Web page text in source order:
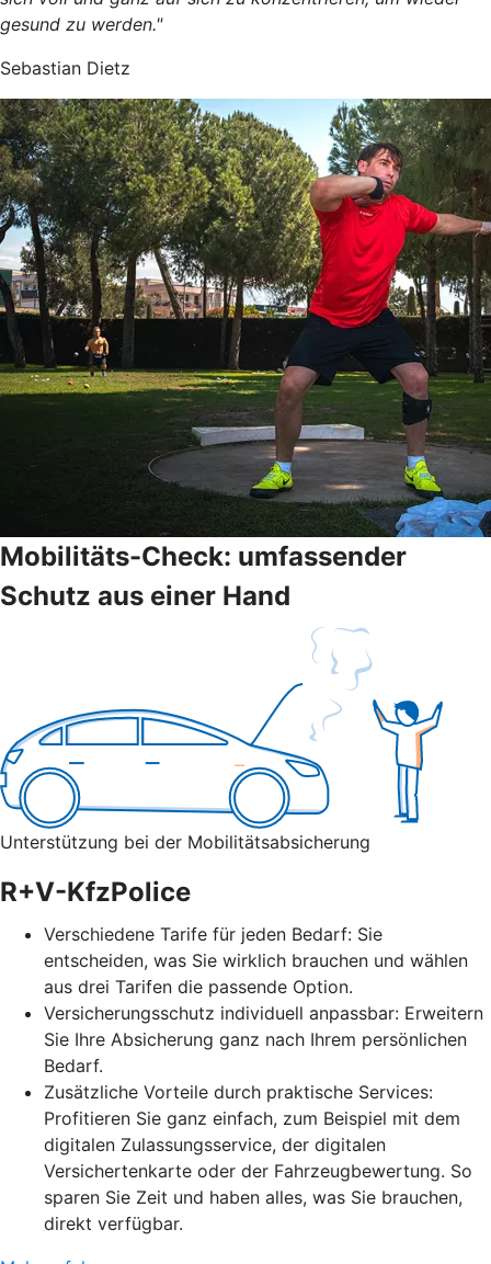
gesund zu werden."
Sebastian Dietz
Mobilitäts-Check: umfassender
Schutz aus einer Hand
Unterstützung bei der Mobilitätsabsicherung
R+V-KfzPolice
Verschiedene Tarife für jeden Bedarf: Sie
entscheiden, was Sie wirklich brauchen und wählen
aus drei Tarifen die passende Option.
Versicherungsschutz individuell anpassbar: Erweitern
Sie Ihre Absicherung ganz nach Ihrem persönlichen
Bedarf.
Zusätzliche Vorteile durch praktische Services:
Profitieren Sie ganz einfach, zum Beispiel mit dem
digitalen Zulassungsservice, der digitalen
Versichertenkarte oder der Fahrzeugbewertung. So
sparen Sie Zeit und haben alles, was Sie brauchen,
direkt verfügbar.